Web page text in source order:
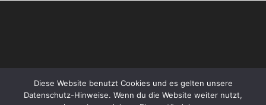
Diese Website benutzt Cookies und es gelten unsere
Datenschutz-Hinweise. Wenn du die Website weiter nutzt,